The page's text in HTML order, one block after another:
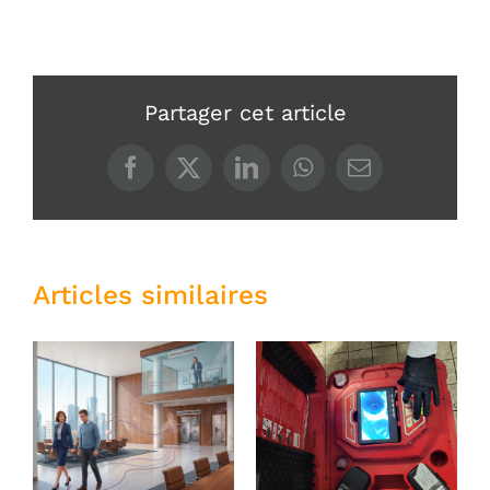
Partager cet article
Articles similaires